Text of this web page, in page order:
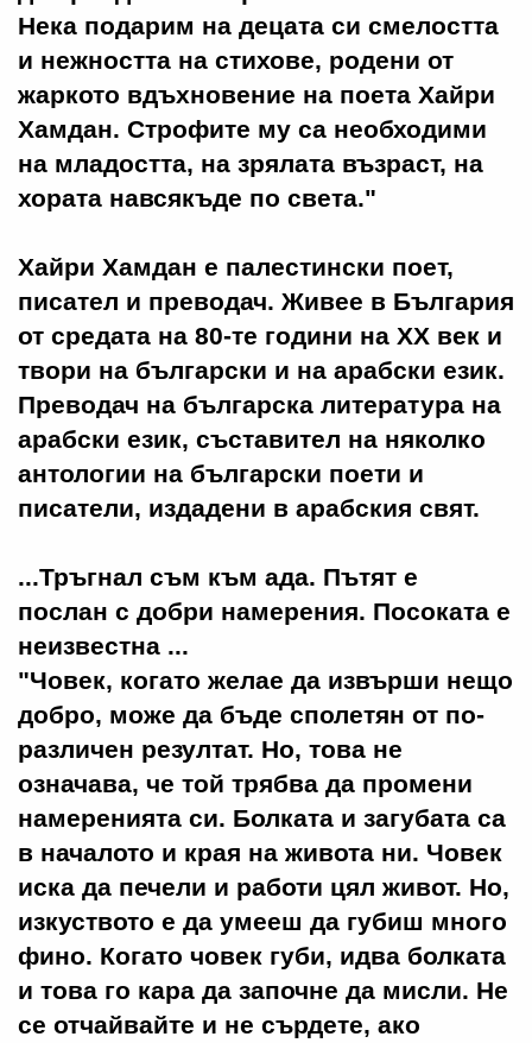
Нека подарим на децата си смелостта
и нежността на стихове, родени от
жаркото вдъхновение на поета Хайри
Хамдан. Строфите му са необходими
на младостта, на зрялата възраст, на
хората навсякъде по света."
Хайри Хамдан е палестински поет,
писател и преводач. Живее в България
от средата на 80-те години на XX век и
твори на български и на арабски език.
Преводач на българска литература на
арабски език, съставител на няколко
антологии на български поети и
писатели, издадени в арабския свят.
...Тръгнал съм към ада. Пътят е
послан с добри намерения. Посоката е
неизвестна ...
"Човек, когато желае да извърши нещо
добро, може да бъде сполетян от по-
различен резултат. Но, това не
означава, че той трябва да промени
намеренията си. Болката и загубата са
в началото и края на живота ни. Човек
иска да печели и работи цял живот. Но,
изкуството е да умееш да губиш много
фино. Когато човек губи, идва болката
и това го кара да започне да мисли. Не
се отчайвайте и не сърдете, ако